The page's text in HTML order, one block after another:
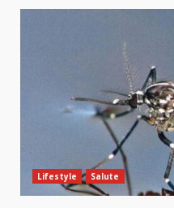
Lifestyle Salute